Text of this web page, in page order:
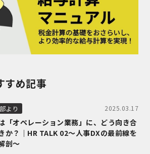
すめ記事
より 2025.03.17
「オペレーション業務」に、どう向き合
か？｜HR TALK 02～人事DXの最前線を
剖～